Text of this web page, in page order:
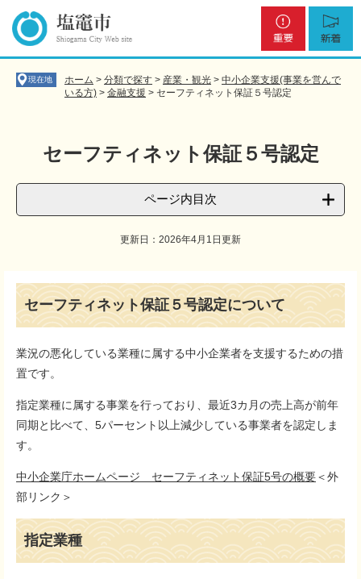
の
ー
現在地 ホーム > 分類で探す > 産業・観光 > 中小企業支援(事業を営んで
いる方) > 金融支援 > セーフティネット保証５号認定
セーフティネット保証５号認定
ページ内目次
更新日：2026年4月1日更新
セーフティネット保証５号認定について
業況の悪化している業種に属する中小企業者を支援するための措
置です。
指定業種に属する事業を行っており、最近3カ月の売上高が前年
同期と比べて、5パーセント以上減少している事業者を認定しま
す。
中小企業庁ホームページ セーフティネット保証5号の概要＜外
部リンク＞
指定業種